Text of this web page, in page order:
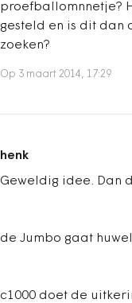
proefballomnnetje?
gesteld en is dit dan
zoeken?
Op 3 maart 2014, 17:29
henk
Geweldig idee. Dan
de Jumbo gaat
c1000 doet de